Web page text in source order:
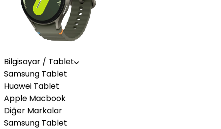
Bilgisayar / Tablet
Samsung Tablet
Huawei Tablet
Apple Macbook
Diğer Markalar
Samsung Tablet